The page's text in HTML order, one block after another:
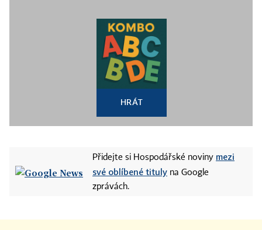
HRÁT
Přidejte si Hospodářské noviny mezi
své oblíbené tituly na Google
zprávách.